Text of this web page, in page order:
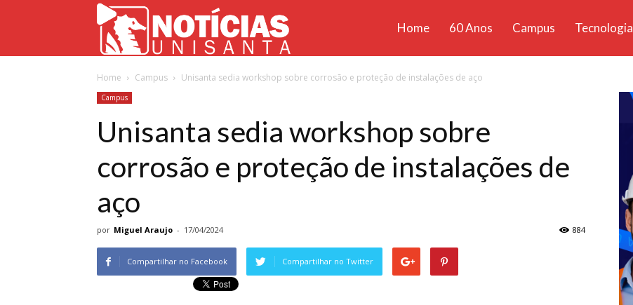
Unisanta
Home 60 Anos Campus Tecnologia
Home Campus Unisanta sedia workshop sobre corrosão e proteção de instalações de aço
Campus
Unisanta sedia workshop sobre
corrosão e proteção de instalações de
aço
por Miguel Araujo - 17/04/2024 884
Compartilhar no Facebook Compartilhar no Twitter